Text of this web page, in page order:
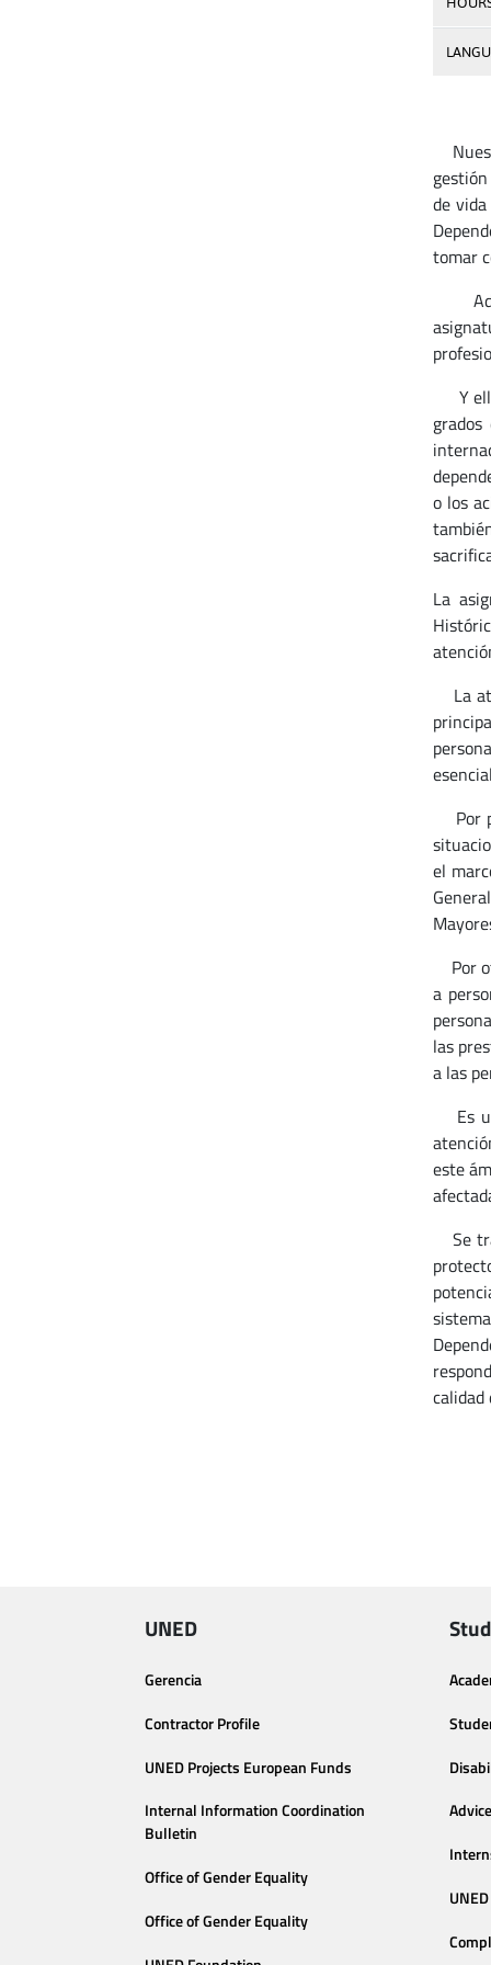
de
tomar
Y
o los
La
La
Por
el
Por
a
las
a las
Es
este
Se
calidad
UNED
Gerencia
Contractor Profile
UNED Projects European Funds
Internal Information Coordination
Bulletin
Office of Gender Equality
Office of Gender Equality